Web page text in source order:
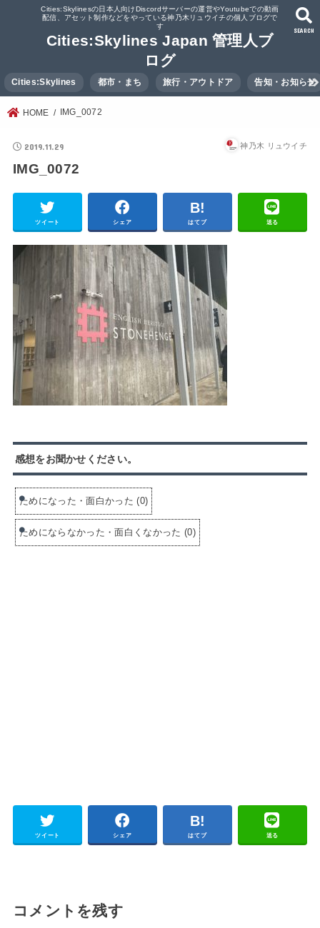
Cities:Skylinesの日本人向けDiscordサーバーの運営やYoutubeでの動画
配信、アセット制作などをやっている神乃木リュウイチの個人ブログで
す
Cities:Skylines Japan 管理人ブ
ログ
SEARCH
Cities:Skylines 都市・まち 旅行・アウトドア 告知・お知らせ
HOME IMG_0072
2019.11.29 神乃木 リュウイチ
IMG_0072
ツイート シェア はてブ 送る
感想をお聞かせください。
ためになった・面白かった (0)
ためにならなかった・面白くなかった (0)
ツイート シェア はてブ 送る
コメントを残す